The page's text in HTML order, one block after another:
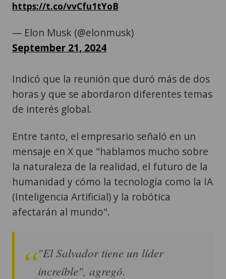
https://t.co/vvCfu1tYoB
— Elon Musk (@elonmusk)
September 21, 2024
Indicó que la reunión que duró más de dos
horas y que se abordaron diferentes temas
de interés global.
Entre tanto, el empresario señaló en un
mensaje en X que "hablamos mucho sobre
la naturaleza de la realidad, el futuro de la
humanidad y cómo la tecnología como la IA
(Inteligencia Artificial) y la robótica
afectarán al mundo".
"El Salvador tiene un líder
increíble", agregó.